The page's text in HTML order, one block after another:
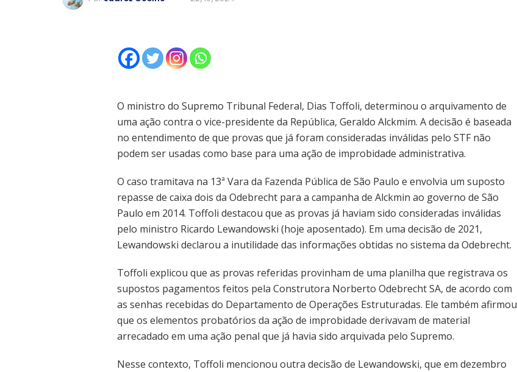
O ministro do Supremo Tribunal Federal, Dias Toffoli, determinou o arquivamento de
uma ação contra o vice-presidente da República, Geraldo Alckmim. A decisão é baseada
no entendimento de que provas que já foram consideradas inválidas pelo STF não
podem ser usadas como base para uma ação de improbidade administrativa.
O caso tramitava na 13ª Vara da Fazenda Pública de São Paulo e envolvia um suposto
repasse de caixa dois da Odebrecht para a campanha de Alckmin ao governo de São
Paulo em 2014. Toffoli destacou que as provas já haviam sido consideradas inválidas
pelo ministro Ricardo Lewandowski (hoje aposentado). Em uma decisão de 2021,
Lewandowski declarou a inutilidade das informações obtidas no sistema da Odebrecht.
Toffoli explicou que as provas referidas provinham de uma planilha que registrava os
supostos pagamentos feitos pela Construtora Norberto Odebrecht SA, de acordo com
as senhas recebidas do Departamento de Operações Estruturadas. Ele também afirmou
que os elementos probatórios da ação de improbidade derivavam de material
arrecadado em uma ação penal que já havia sido arquivada pelo Supremo.
Nesse contexto, Toffoli mencionou outra decisão de Lewandowski, que em dezembro